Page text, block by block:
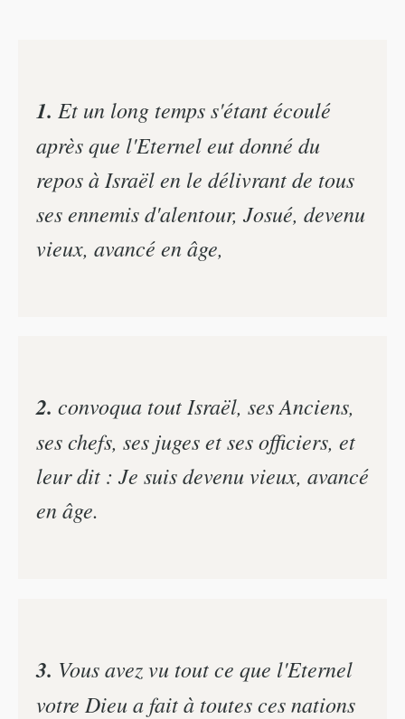
1. Et un long temps s'étant écoulé
après que l'Eternel eut donné du
repos à Israël en le délivrant de tous
ses ennemis d'alentour, Josué, devenu
vieux, avancé en âge,
2. convoqua tout Israël, ses Anciens,
ses chefs, ses juges et ses officiers, et
leur dit : Je suis devenu vieux, avancé
en âge.
3. Vous avez vu tout ce que l'Eternel
votre Dieu a fait à toutes ces nations